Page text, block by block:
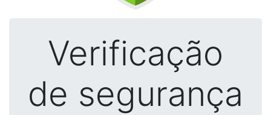
Verificação
de segurança